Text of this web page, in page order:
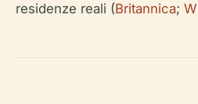
residenze reali (Britannica;